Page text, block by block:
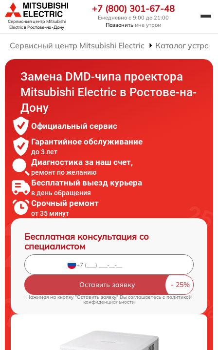
Сервисный центр Mitsubishi
Electricв Ростове-на-Дону
+7 (800) 301-67-48
Ежедневно с 9:00 до 21:00
Позвонить мне утром
Сервисный центр Mitsubishi Electric Каталог
Замена DMD-чипа проектора
Mitsubishi Electric в Ростове-на-
Дону
Официальный сервис
Гарантийное обслуживание
до 3 лет
Диагностика за наш счет,
ремонт по желанию
Бесплатный выезд курьера
в день обращения
Срочный ремонт
от 35 минут
Бесплатная консультация со
специалистом
Оставить заявку
Нажимая на кнопку "Оставить заявку" Вы соглашаетесь c политикой
конфиденциальности